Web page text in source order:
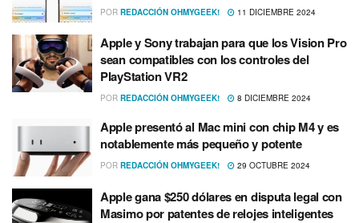
POR REDACCIÓN OHMYGEEK! 11 DICIEMBRE 2024
Apple y Sony trabajan para que los Vision Pro
sean compatibles con los controles del
PlayStation VR2
POR REDACCIÓN OHMYGEEK! 8 DICIEMBRE 2024
Apple presentó al Mac mini con chip M4 y es
notablemente más pequeño y potente
POR REDACCIÓN OHMYGEEK! 29 OCTUBRE 2024
Apple gana $250 dólares en disputa legal con
Masimo por patentes de relojes inteligentes